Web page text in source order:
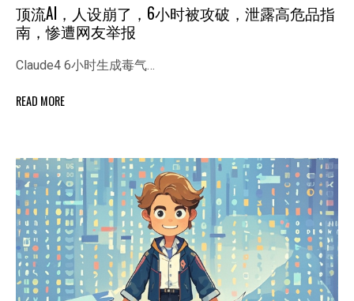
顶流AI，人设崩了，6小时被攻破，泄露高危品指
南，惨遭网友举报
Claude4 6小时生成毒气…
READ MORE